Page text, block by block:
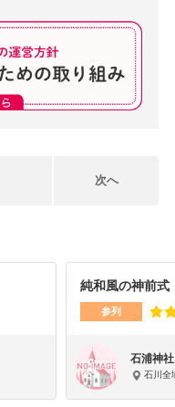
次へ
純和風の神前式
参列
石浦神社
石川全